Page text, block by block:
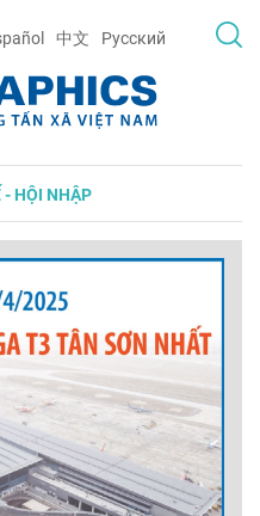
中文 Русский
- HỘI NHẬP